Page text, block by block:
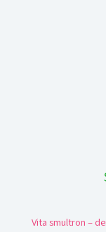
Vita smultron –